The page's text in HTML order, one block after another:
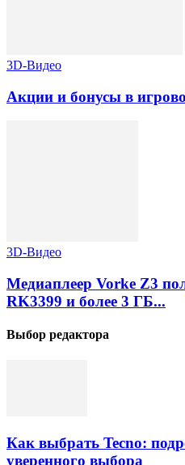
3D-Видео
Акции и бонусы в
3D-Видео
Медиаплеер Vorke Z3
RK3399 и более 3 ГБ...
Выбор редактора
Как выбрать Tecno:
уверенного выбора